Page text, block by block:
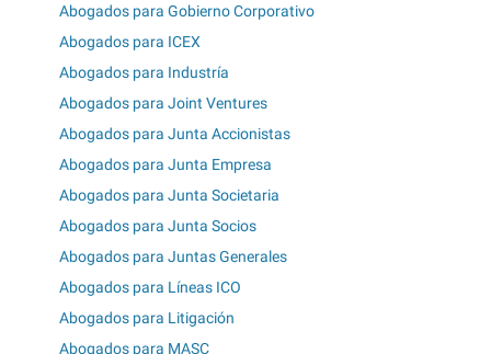
Abogados para Gobierno Corporativo
Abogados para ICEX
Abogados para Industría
Abogados para Joint Ventures
Abogados para Junta Accionistas
Abogados para Junta Empresa
Abogados para Junta Societaria
Abogados para Junta Socios
Abogados para Juntas Generales
Abogados para Líneas ICO
Abogados para Litigación
Abogados para MASC